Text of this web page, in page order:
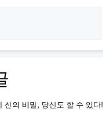
신의 비밀, 당신도 할 수 있다!